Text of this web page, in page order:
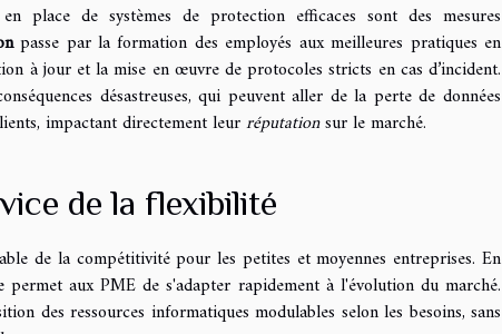
place de systèmes de protection efficaces sont des mesures
passe par la formation des employés aux meilleures pratiques en
à jour et la mise en œuvre de protocoles stricts en cas d’incident.
désastreuses, qui peuvent aller de la perte de données
impactant directement leurréputationsur le marché.
de la flexibilité
de la compétitivité pour les petites et moyennes entreprises. En
permet aux PME de s'adapter rapidement à l'évolution du marché.
des ressources informatiques modulables selon les besoins, sans